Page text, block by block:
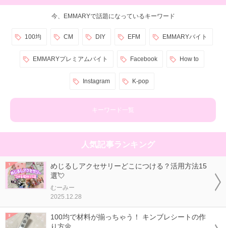
今、EMMARYで話題になっているキーワード
100均 CM DIY EFM EMMARYバイト
EMMARYプレミアムバイト Facebook How to
Instagram K-pop
キーワード一覧
人気記事ランキング
めじるしアクセサリーどこにつける？活用方法15
選💘
むーみー
2025.12.28
100均で材料が揃っちゃう！ キンブレシートの作